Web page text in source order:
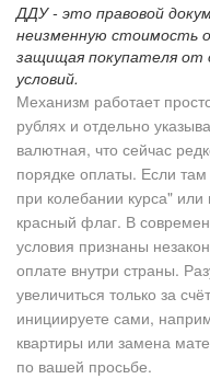
ДДУ - это правовой
неизменную стоимость
защищая покупателя от
условий.
Механизм работает
рублях и отдельно
валютная, что сейчас
порядке оплаты. Если
при колебании курса"
красный флаг. В
условия признаны
оплате внутри страны.
увеличиться только за
инициируете сами,
квартиры или замена
по вашей просьбе.